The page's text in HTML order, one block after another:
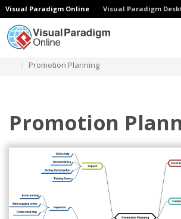
Visual Paradigm Online Visual Paradigm
Promotion Planning
Promotion